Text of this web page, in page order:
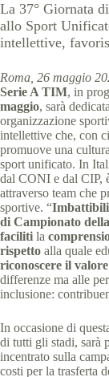
La 37° Giornata
allo Sport
intellettive,
Roma, 26 maggio
Serie A TIM, in
maggio, sarà
organizzazione
intellettive che, con
promuove una
sport unificato. In
dal CONI e dal CIP,
attraverso team che
sportive. “Imbattibili
di Campionato
faciliti la
rispetto alla quale
riconoscere il
differenze ma alle
inclusione:
In occasione di
di tutti gli stadi, sarà
incentrato sulla
costi per la trasferta